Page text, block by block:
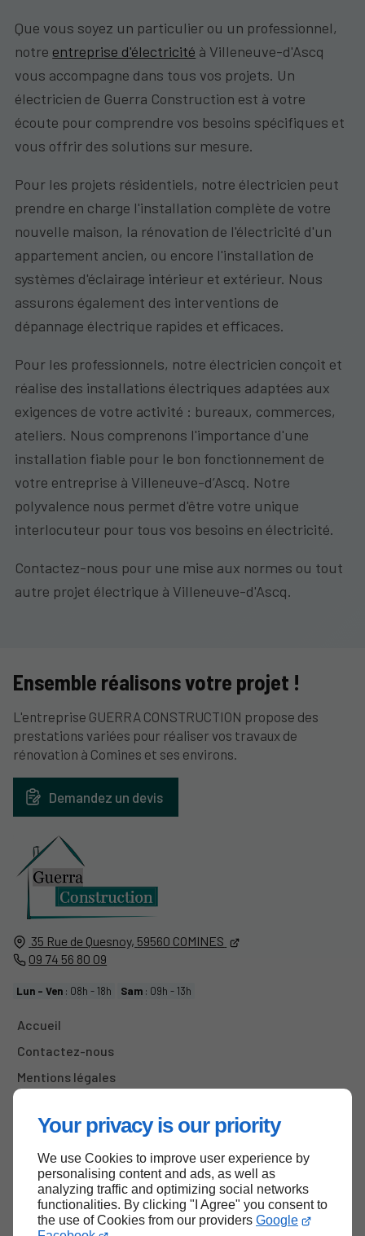
Your privacy is our priority
We use Cookies to improve user experience by
personalising content and ads, as well as
analyzing traffic and optimizing social networks
functionalities. By clicking "I Agree" you consent to
the use of Cookies from our providers Google
Que vous soyez un particulier ou un professionnel,
notre entreprise d'électricité à Villeneuve-d'Ascq
vous accompagne dans tous vos projets. Un
électricien de Guerra Construction est à votre
écoute pour comprendre vos besoins spécifiques et
vous offrir des solutions sur mesure.
Pour les projets résidentiels, notre électricien peut
prendre en charge l'installation complète de votre
nouvelle maison, la rénovation de l'électricité d'un
appartement ancien, ou encore l'installation de
systèmes d'éclairage intérieur et extérieur. Nous
assurons également des interventions de
dépannage électrique rapides et efficaces.
Pour les professionnels, notre électricien conçoit et
réalise des installations électriques adaptées aux
exigences de votre activité : bureaux, commerces,
ateliers. Nous comprenons l'importance d'une
installation fiable pour le bon fonctionnement de
votre entreprise à Villeneuve-d’Ascq. Notre
polyvalence nous permet d'être votre unique
interlocuteur pour tous vos besoins en électricité.
Contactez-nous pour une mise aux normes ou tout
autre projet électrique à Villeneuve-d'Ascq.
35 Rue de Quesnoy, 59560 COMINES
09 74 56 80 09
Lun - Ven : 08h - 18h Sam : 09h - 13h
Accueil
Contactez-nous
Mentions légales
Ensemble réalisons votre projet !
L'entreprise GUERRA CONSTRUCTION propose des
prestations variées pour réaliser vos travaux de
rénovation à Comines et ses environs.
Demandez un devis
Haut de page